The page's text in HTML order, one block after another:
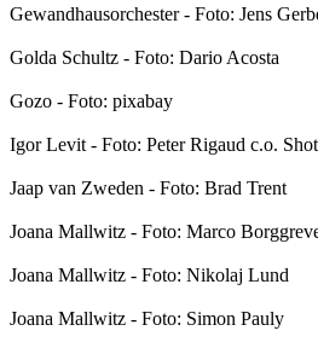
Gewandhausorchester - Foto: Jens
Golda Schultz - Foto: Dario Acosta
Gozo - Foto: pixabay
Igor Levit - Foto: Peter Rigaud c.o.
Jaap van Zweden - Foto: Brad Trent
Joana Mallwitz - Foto: Marco
Joana Mallwitz - Foto: Nikolaj Lund
Joana Mallwitz - Foto: Simon Pauly